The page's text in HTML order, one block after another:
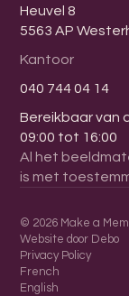
Heuvel 8
5563 AP
Kantoor
040 744 04 14
Bereikbaar van
09:00 tot 16:00
Al het
is met
© 2026 Make a
Website door Debo
Privacy Policy
French
English